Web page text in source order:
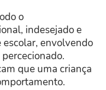
o
indesejado e
envolvendo
que uma criança